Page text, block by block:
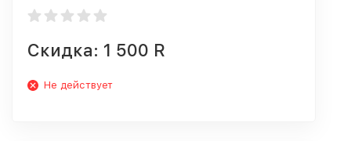
Скидка: 1 500 R
Не действует